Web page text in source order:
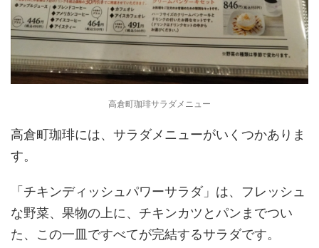
高倉町珈琲サラダメニュー
高倉町珈琲には、サラダメニューがいくつかありま
す。
「チキンディッシュパワーサラダ」は、フレッシュ
な野菜、果物の上に、チキンカツとパンまでつい
た、この一皿ですべてが完結するサラダです。